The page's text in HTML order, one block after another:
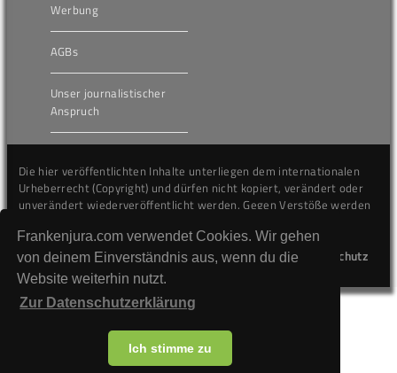
Frankenjura.com verwendet Cookies. Wir gehen
von deinem Einverständnis aus, wenn du die
Website weiterhin nutzt.
Zur Datenschutzerklärung
Ich stimme zu
Werbung
AGBs
Unser journalistischer
Anspruch
Die hier veröffentlichten Inhalte unterliegen dem internationalen
Urheberrecht (Copyright) und dürfen nicht kopiert, verändert oder
unverändert wiederveröffentlicht werden. Gegen Verstöße werden
Kontakt
Impressum Datenschutz